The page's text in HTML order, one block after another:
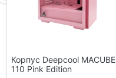
Корпус Deepcool MACUBE
110 Pink Edition